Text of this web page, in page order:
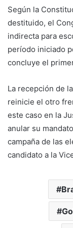
Según la
destituido, el
indirecta para
período iniciado
concluye el
La recepción de
reinicie el otro
este caso en la
anular su
campaña de las
candidato a la